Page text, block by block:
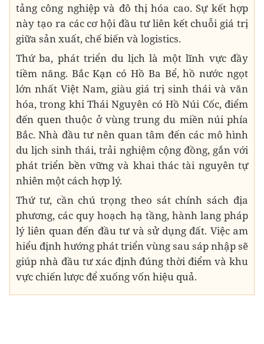
tảng công nghiệp và đô thị hóa cao. Sự kết hợp
này tạo ra các cơ hội đầu tư liên kết chuỗi giá trị
giữa sản xuất, chế biến và logistics.
Thứ ba, phát triển du lịch là một lĩnh vực đầy
tiềm năng. Bắc Kạn có Hồ Ba Bể, hồ nước ngọt
lớn nhất Việt Nam, giàu giá trị sinh thái và văn
hóa, trong khi Thái Nguyên có Hồ Núi Cốc, điểm
đến quen thuộc ở vùng trung du miền núi phía
Bắc. Nhà đầu tư nên quan tâm đến các mô hình
du lịch sinh thái, trải nghiệm cộng đồng, gắn với
phát triển bền vững và khai thác tài nguyên tự
nhiên một cách hợp lý.
Thứ tư, cần chú trọng theo sát chính sách địa
phương, các quy hoạch hạ tầng, hành lang pháp
lý liên quan đến đầu tư và sử dụng đất. Việc am
hiểu định hướng phát triển vùng sau sáp nhập sẽ
giúp nhà đầu tư xác định đúng thời điểm và khu
vực chiến lược để xuống vốn hiệu quả.